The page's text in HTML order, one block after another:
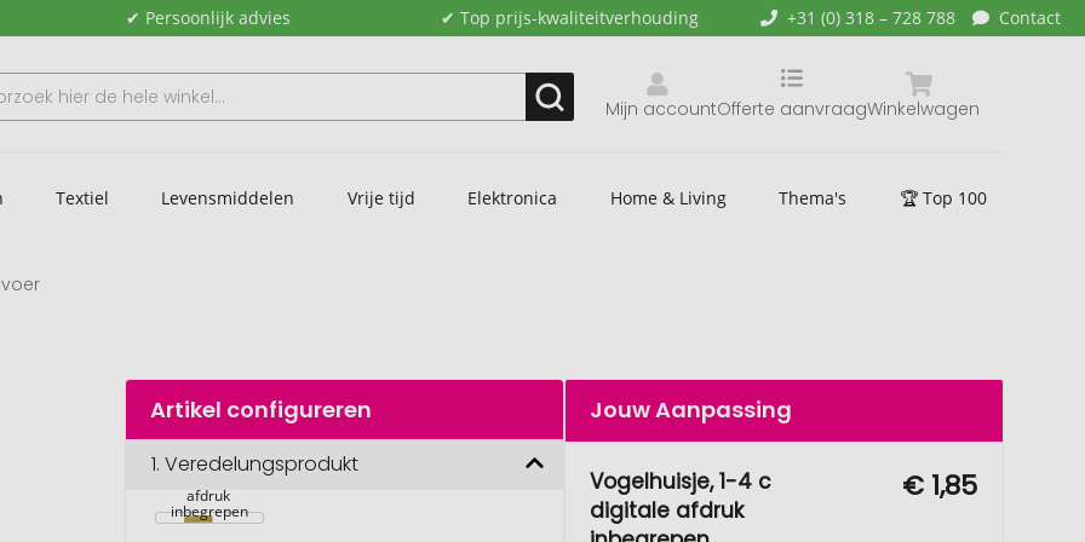
✔ Persoonlijk advies ✔ Top prijs-kwaliteitverhouding +31 (0) 318 – 728 788 Contact
Mijn account Winkelwagen
Offerte aanvraag
Textiel Levensmiddelen Vrije tijd Elektronica Home & Living Thema's 🏆 Top 100
Artikel configureren
1.Veredelungsprodukt
Vogelhuisje, 1-
afdruk
inbegrepen
Jouw Aanpassing
Vogelhuisje, 1-4 c
digitale afdruk
€ 1,85